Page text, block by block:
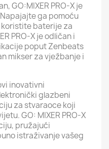
GO:MIXER PRO-X je
ga pomoću
baterije za
PRO-X je odličan i
poput Zenbeats
mikser za vježbanje i
inovativni
glazbeni
za stvaraoce koji
GO: MIXER PRO-X
pružajući
istraživanje vašeg